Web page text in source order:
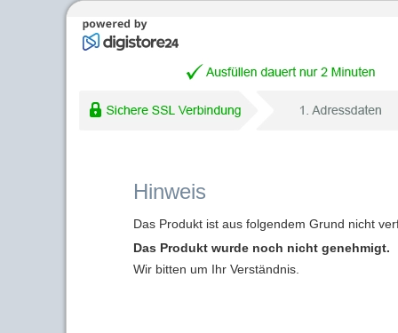
Hinweis
Das Produkt ist aus folgendem Grund nicht
Das Produkt wurde noch nicht genehmigt.
Wir bitten um Ihr Verständnis.